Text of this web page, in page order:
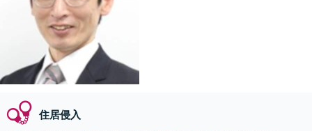
住居侵入